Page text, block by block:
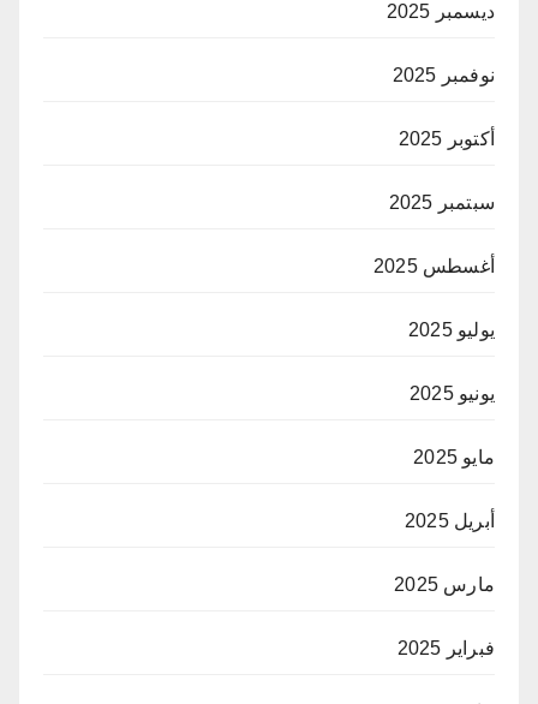
ديسمبر 2025
نوفمبر 2025
أكتوبر 2025
سبتمبر 2025
أغسطس 2025
يوليو 2025
يونيو 2025
مايو 2025
أبريل 2025
مارس 2025
فبراير 2025